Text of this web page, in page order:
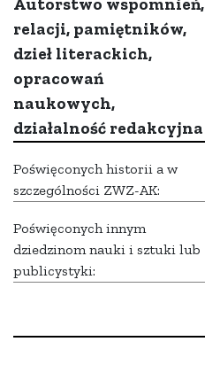
Autorstwo wspomnień,
relacji, pamiętników,
dzieł literackich,
opracowań
naukowych,
działalność redakcyjna
Poświęconych historii a w
szczególności ZWZ-AK:
Poświęconych innym
dziedzinom nauki i sztuki lub
publicystyki: